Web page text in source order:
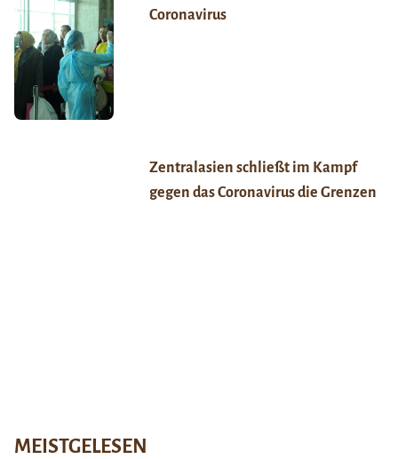
Coronavirus
Zentralasien schließt im Kampf
gegen das Coronavirus die Grenzen
MEISTGELESEN